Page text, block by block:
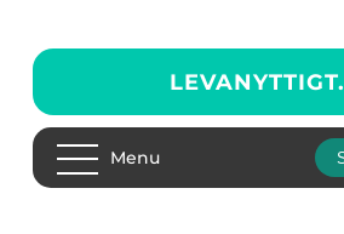
LEVANYTTIGT.
Menu